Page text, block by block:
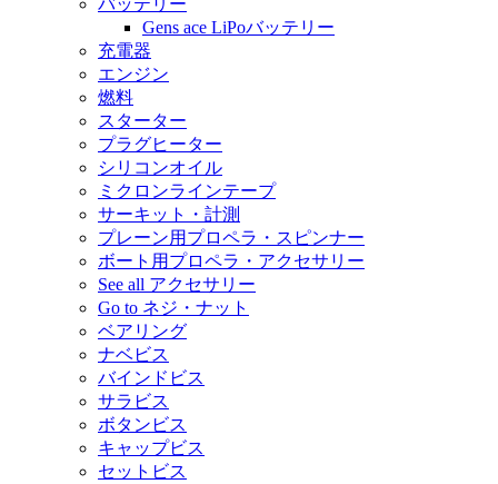
バッテリー
Gens ace LiPoバッテリー
充電器
エンジン
燃料
スターター
プラグヒーター
シリコンオイル
ミクロンラインテープ
サーキット・計測
プレーン用プロペラ・スピンナー
ボート用プロペラ・アクセサリー
See all アクセサリー
Go to ネジ・ナット
ベアリング
ナベビス
バインドビス
サラビス
ボタンビス
キャップビス
セットビス